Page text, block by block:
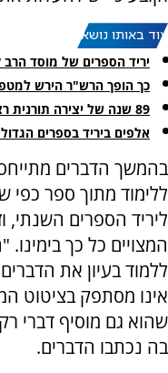
עוד באותו נושא:
יריד הספרים של מוסד הרב
כך הופך הרש"ר הירש
89 שנה של יצירה תורנית רצופה
אלפים ביריד בספרים
בהמשך הדברים
ללימוד מתוך ספר כפי
ליריד הספרים השנתי,
המצויים כל כך
ללמוד בעיון את
אינו מסתפק בציטוט
שהוא גם מוסיף דברי
בה נכתבו הדברים.